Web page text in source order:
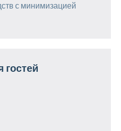
с минимизацией